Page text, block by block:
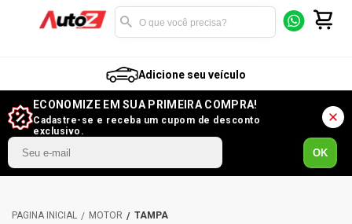
Adicione seu veículo
ECONOMIZE EM SUA PRIMEIRA COMPRA!
Cadastre-se e receba um cupom de desconto
exclusivo.
OK
MOTOR TAMPA